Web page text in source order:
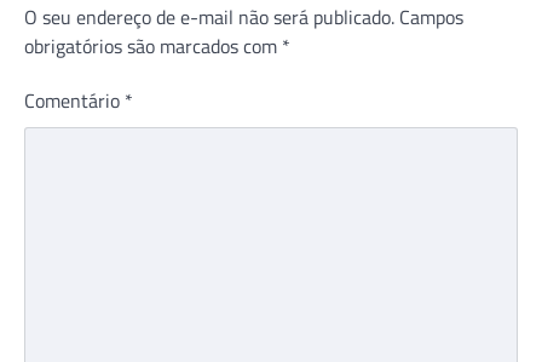
O seu endereço de e-mail não será publicado. Campos
obrigatórios são marcados com *
Comentário *